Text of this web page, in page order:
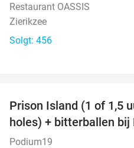
Restaurant OASSIS
Zierikzee
Solgt: 456
Prison Island (1 of 1,5
holes) + bitterballen bij
Podium19